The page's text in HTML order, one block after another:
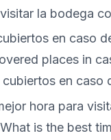
la bodega
en caso
places in
en caso
hora para
is the best